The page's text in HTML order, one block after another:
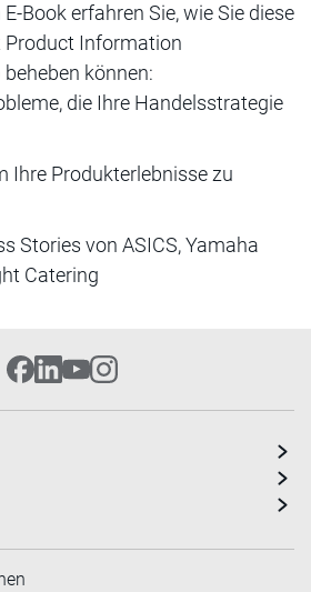
Book erfahren Sie, wie Sie diese
Information
können:
die Ihre Handelsstrategie
Ihre Produkterlebnisse zu
Stories von ASICS, Yamaha
Catering